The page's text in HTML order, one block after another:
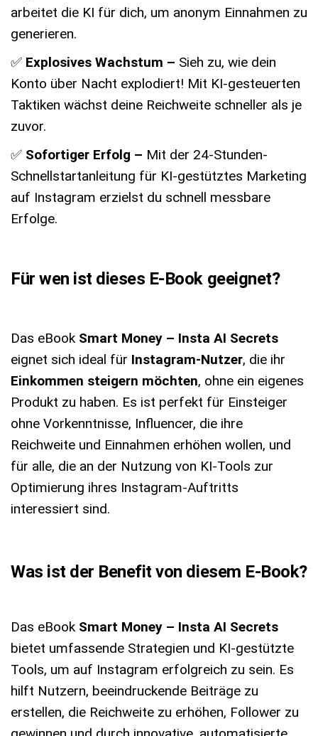
arbeitet die KI für dich, um anonym Einnahmen zu
generieren.
✅ Explosives Wachstum – Sieh zu, wie dein
Konto über Nacht explodiert! Mit KI-gesteuerten
Taktiken wächst deine Reichweite schneller als je
zuvor.
✅ Sofortiger Erfolg – Mit der 24-Stunden-
Schnellstartanleitung für KI-gestütztes Marketing
auf Instagram erzielst du schnell messbare
Erfolge.
Für wen ist dieses E-Book geeignet?
Das eBook Smart Money – Insta AI Secrets
eignet sich ideal für Instagram-Nutzer, die ihr
Einkommen steigern möchten, ohne ein eigenes
Produkt zu haben. Es ist perfekt für Einsteiger
ohne Vorkenntnisse, Influencer, die ihre
Reichweite und Einnahmen erhöhen wollen, und
für alle, die an der Nutzung von KI-Tools zur
Optimierung ihres Instagram-Auftritts
interessiert sind.
Was ist der Benefit von diesem E-Book?
Das eBook Smart Money – Insta AI Secrets
bietet umfassende Strategien und KI-gestützte
Tools, um auf Instagram erfolgreich zu sein. Es
hilft Nutzern, beeindruckende Beiträge zu
erstellen, die Reichweite zu erhöhen, Follower zu